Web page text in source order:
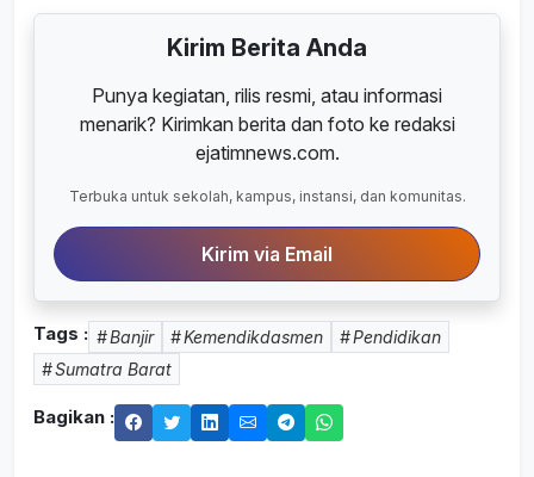
Kirim Berita Anda
Punya kegiatan, rilis resmi, atau informasi
menarik? Kirimkan berita dan foto ke redaksi
ejatimnews.com.
Terbuka untuk sekolah, kampus, instansi, dan komunitas.
Kirim via Email
Tags : Banjir Kemendikdasmen
Pendidikan
Sumatra Barat
Bagikan :